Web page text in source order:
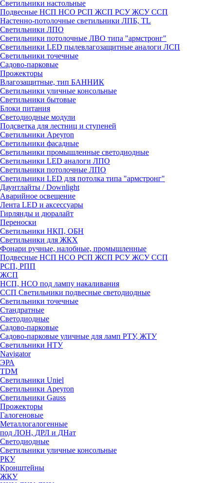
Светильники настольные
Подвесные НСП НСО РСП ЖСП РСУ ЖСУ ССП
Настенно-потолочные светильники ЛПБ, TL
Светильники ЛПО
Светильники потолочные ЛВО типа "армстронг"
Светильники LED пылевлагозащитные аналоги ЛСП
Светильники точечные
Садово-парковые
Прожекторы
Влагозащитные, тип БАННИК
Светильники уличные консольные
Светильники бытовые
Блоки питания
Светодиодные модули
Подсветка для лестниц и ступеней
Светильники Apeyron
Светильники фасадные
Светильники промышленные светодиодные
Светильники LED аналоги ЛПО
Светильники потолочные ЛПО
Светильники LED для потолка типа "армстронг"
Даунтлайты / Downlight
Аварийное освещение
Лента LED и аксессуары
Гирлянды и дюралайт
Переноски
Светильники НКП, ОБН
Светильники для ЖКХ
Фонари ручные, налобные, промышленные
Подвесные НСП НСО РСП ЖСП РСУ ЖСУ ССП
РСП, РПП
ЖСП
НСП, НСО под лампу накаливания
ССП Светильники подвесные светодиодные
Светильники точечные
Стандратные
Светодиодные
Садово-парковые
Садово-парковые уличные для ламп РТУ, ЖТУ
Светильники НТУ
Navigator
ЭРА
TDM
Светильники Uniel
Светильники Apeyron
Светильники Gauss
Прожекторы
Галогеновые
Металлогалогенные
под ЛОН, ДРЛ и ДНат
Светодиодные
Светильники уличные консольные
РКУ
Кронштейны
ЖКУ